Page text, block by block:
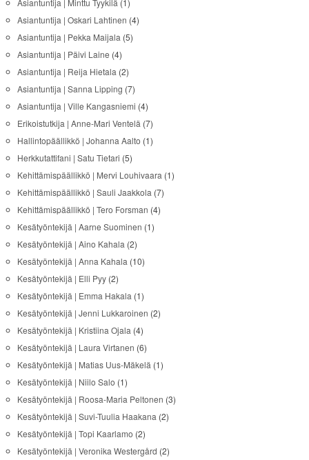
Asiantuntija | Minttu Tyykilä(1)
Asiantuntija | Oskari Lahtinen (4)
Asiantuntija | Pekka Maijala(5)
Asiantuntija | Päivi Laine (4)
Asiantuntija | Reija Hietala(2)
Asiantuntija | Sanna Lipping (7)
Asiantuntija | Ville Kangasniemi (4)
Erikoistutkija | Anne-Mari Ventelä(7)
Hallintopäällikkö | Johanna Aalto (1)
Herkkutattifani | Satu Tietari (5)
Kehittämispäällikkö | Mervi Louhivaara(1)
Kehittämispäällikkö | Sauli Jaakkola(7)
Kehittämispäällikkö | Tero Forsman (4)
Kesätyöntekijä | Aarne Suominen (1)
Kesätyöntekijä | Aino Kahala(2)
Kesätyöntekijä | Anna Kahala(10)
Kesätyöntekijä | Elli Pyy(2)
Kesätyöntekijä | Emma Hakala(1)
Kesätyöntekijä | Jenni Lukkaroinen (2)
Kesätyöntekijä | Kristiina Ojala(4)
Kesätyöntekijä | Laura Virtanen (6)
Kesätyöntekijä | Matias Uus-Mäkelä(1)
Kesätyöntekijä | Niilo Salo (1)
Kesätyöntekijä | Roosa-Maria Peltonen (3)
Kesätyöntekijä | Suvi-Tuulia Haakana(2)
Kesätyöntekijä | Topi Kaarlamo (2)
Kesätyöntekijä | Veronika Westergård (2)